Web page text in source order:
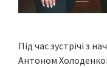
Під час зустрічі з
Антоном